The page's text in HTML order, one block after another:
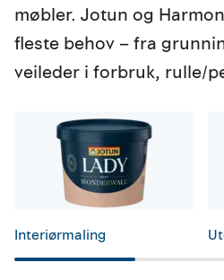
møbler. Jotun og
fleste behov – fra
veileder i forbruk, rulle/
Interiørmaling